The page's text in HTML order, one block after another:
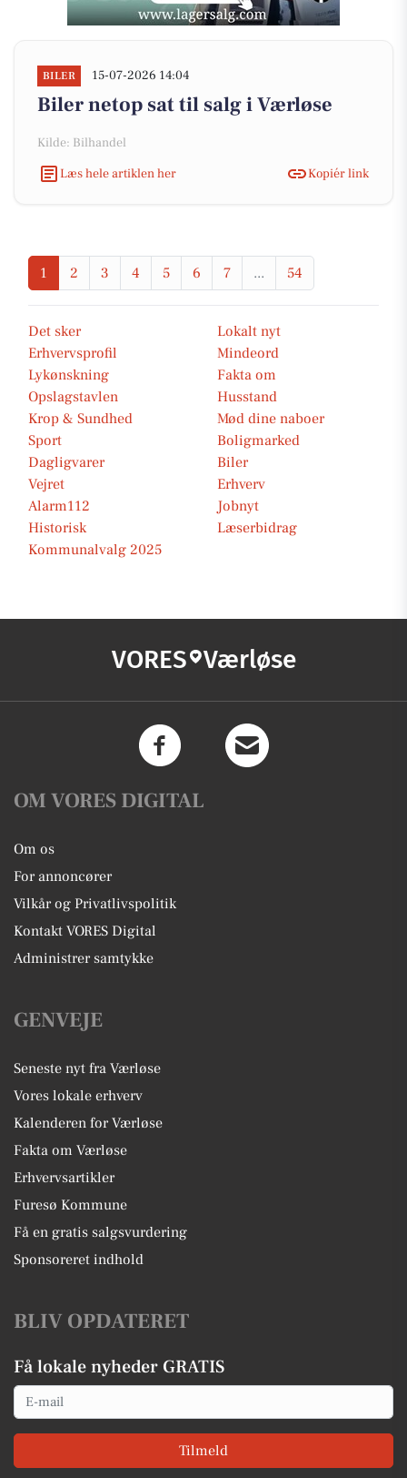
BILER 15-07-2026 14:04
Biler netop sat til salg i Værløse
Kilde: Bilhandel
Læs hele artiklen her
Kopiér link
1 2 3 4 5 6 7 ... 54
Det sker
Lokalt nyt
Erhvervsprofil
Mindeord
Lykønskning
Fakta om
Opslagstavlen
Husstand
Krop & Sundhed
Mød dine naboer
Sport
Boligmarked
Dagligvarer
Biler
Vejret
Erhverv
Alarm112
Jobnyt
Historisk
Læserbidrag
Kommunalvalg 2025
VORES Værløse
OM VORES DIGITAL
Om os
For annoncører
Vilkår og Privatlivspolitik
Kontakt VORES Digital
Administrer samtykke
GENVEJE
Seneste nyt fra Værløse
Vores lokale erhverv
Kalenderen for Værløse
Fakta om Værløse
Erhvervsartikler
Furesø Kommune
Få en gratis salgsvurdering
Sponsoreret indhold
BLIV OPDATERET
Få lokale nyheder GRATIS
Email
Tilmeld